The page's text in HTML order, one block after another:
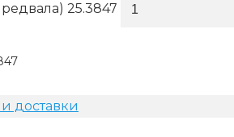
25.3847
доставки